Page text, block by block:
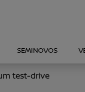
SEMINOVOS
test-drive